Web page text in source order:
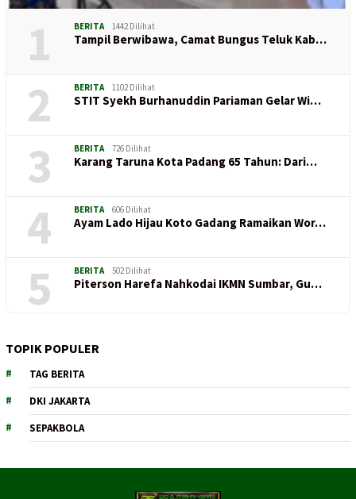
1 BERITA 1442 Dilihat
Tampil Berwibawa, Camat Bungus Teluk Kab…
2 BERITA 1102 Dilihat
STIT Syekh Burhanuddin Pariaman Gelar Wi…
3 BERITA 726 Dilihat
Karang Taruna Kota Padang 65 Tahun: Dari…
4 BERITA 606 Dilihat
Ayam Lado Hijau Koto Gadang Ramaikan Wor…
5 BERITA 502 Dilihat
Piterson Harefa Nahkodai IKMN Sumbar, Gu…
TOPIK POPULER
TAG BERITA
DKI JAKARTA
SEPAKBOLA